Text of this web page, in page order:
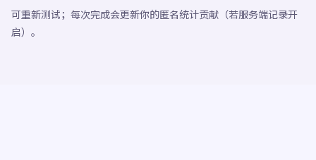
可重新测试；每次完成会更新你的匿名统计贡献（若服务端记录开
启）。